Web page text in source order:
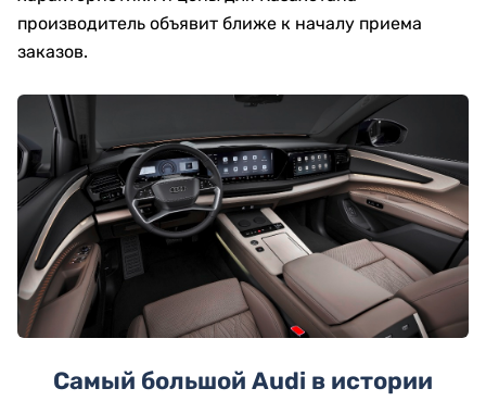
производитель объявит ближе к началу приема
заказов.
Самый большой Audi в истории